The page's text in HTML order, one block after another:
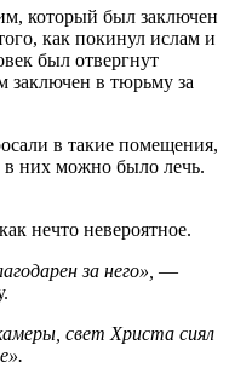
который был заключен
как покинул ислам и
был отвергнут
заключен в тюрьму за
в такие помещения,
них можно было лечь.
нечто невероятное.
за него», —
свет Христа сиял